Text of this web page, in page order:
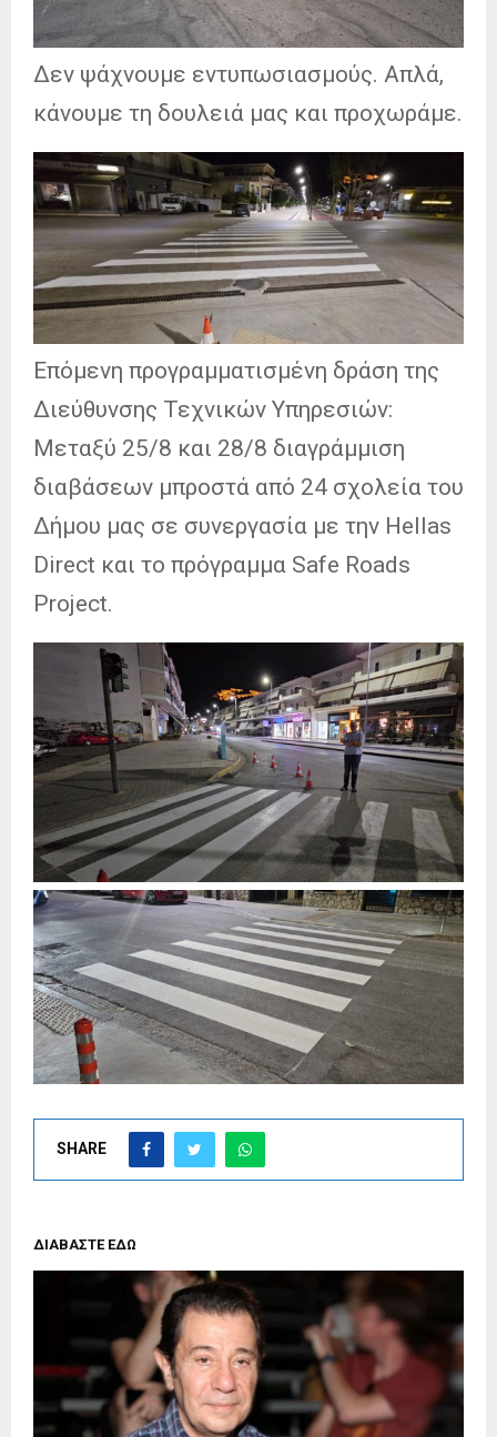
Δεν ψάχνουμε εντυπωσιασμούς. Απλά,
κάνουμε τη δουλειά μας και προχωράμε.
Επόμενη προγραμματισμένη δράση της
Διεύθυνσης Τεχνικών Υπηρεσιών:
Μεταξύ 25/8 και 28/8 διαγράμμιση
διαβάσεων μπροστά από 24 σχολεία του
Δήμου μας σε συνεργασία με την Hellas
Direct και το πρόγραμμα Safe Roads
Project.
SHARE
ΔΙΑΒΑΣΤΕ ΕΔΩ